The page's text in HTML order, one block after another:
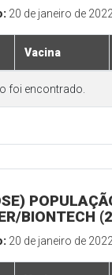
20 de janeiro de 2022
Vacina
foi encontrado.
BIONTECH
20 de janeiro de 2022